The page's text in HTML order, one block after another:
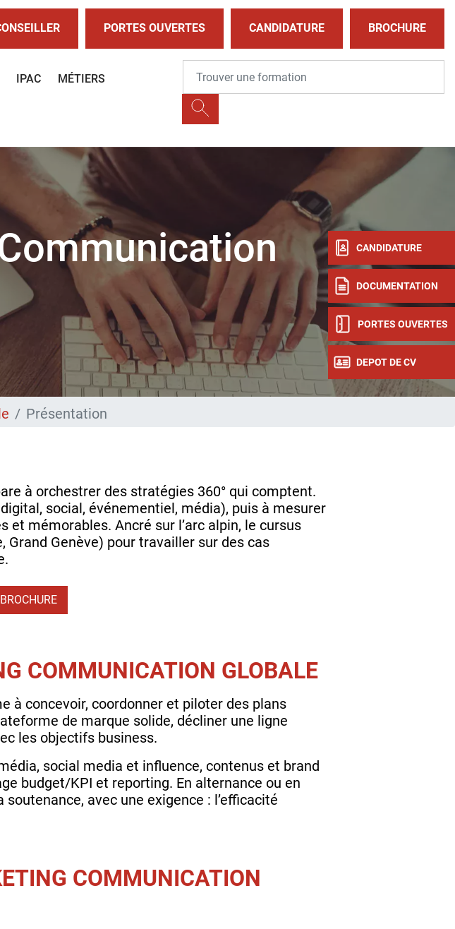
PORTES OUVERTES CANDIDATURE BROCHURE
IPAC MÉTIERS
CANDIDATURE
DOCUMENTATION
PORTES OUVERTES
DEPOT DE CV
Présentation
à orchestrer des stratégies 360° qui comptent.
social, événementiel, média), puis à mesurer
et mémorables. Ancré sur l’arc alpin, le cursus
Grand Genève) pour travailler sur des cas
COMMUNICATION GLOBALE
à concevoir, coordonner et piloter des plans
de marque solide, décliner une ligne
les objectifs business.
social media et influence, contenus et brand
budget/KPI et reporting. En alternance ou en
avec une exigence : l’efficacité
COMMUNICATION